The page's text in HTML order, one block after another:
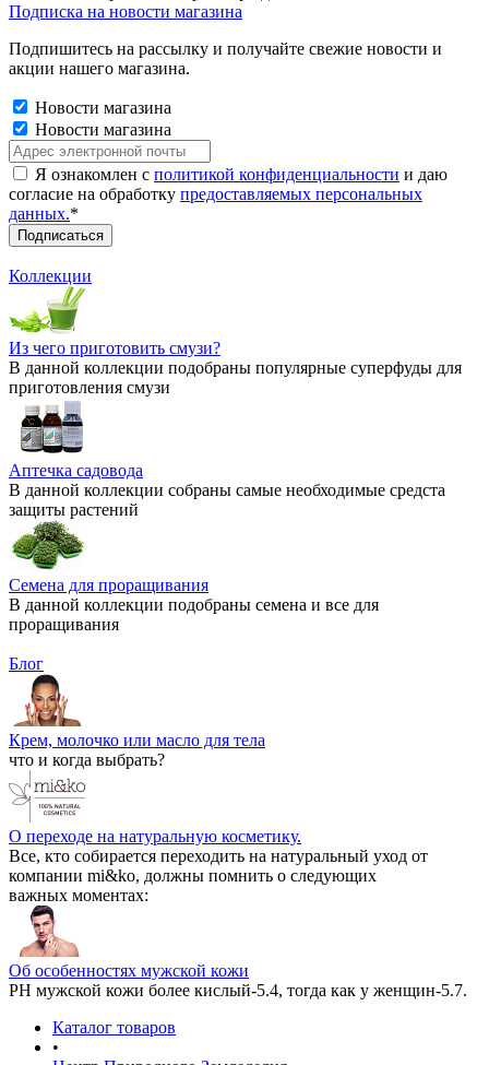
Подписка на новости магазина
Подпишитесь на рассылку и получайте свежие новости и
акции нашего магазина.
Новости магазина
Новости магазина
Я ознакомлен с политикой конфиденциальности и даю
согласие на обработку предоставляемых персональных
данных.*
Коллекции
Из чего приготовить смузи?
В данной коллекции подобраны популярные суперфуды для
приготовления смузи
Аптечка садовода
В данной коллекции собраны самые необходимые средста
защиты растений
Семена для проращивания
В данной коллекции подобраны семена и все для
проращивания
Блог
Крем, молочко или масло для тела
что и когда выбрать?
О переходе на натуральную косметику.
Все, кто собирается переходить на натуральный уход от
компании mi&ko, должны помнить о следующих
важных моментах:
Об особенностях мужской кожи
РН мужской кожи более кислый-5.4, тогда как у женщин-5.7.
Каталог товаров
•